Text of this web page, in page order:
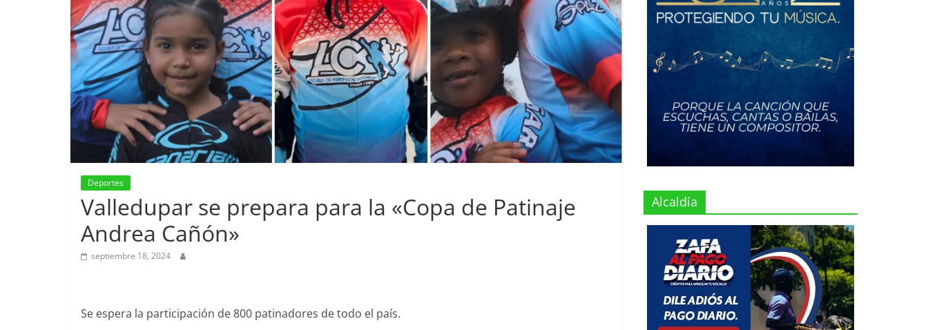
Deportes
Valledupar se prepara para la «Copa de Patinaje
Andrea Cañón»
septiembre 18, 2024
Se espera la participación de 800 patinadores de todo el país.
Alcaldía